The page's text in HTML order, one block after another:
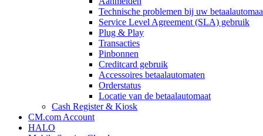
Technische problemen bij uw
Service Level Agreement (SLA) gebruik
Plug & Play
Transacties
Pinbonnen
Creditcard gebruik
Accessoires betaalautomaten
Orderstatus
Locatie van de betaalautomaat
Cash Register & Kiosk
CM.com Account
HALO